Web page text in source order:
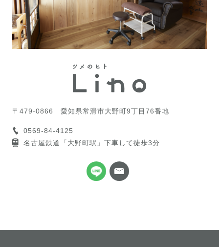
〒479-0866 愛知県常滑市大野町9丁目76番地
0569-84-4125
名古屋鉄道「大野町駅」下車して徒歩3分